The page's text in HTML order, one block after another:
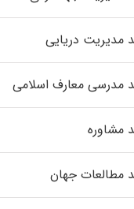
مدیریت دریایی
مدرسی معارف اسلامی
مشاوره
مطالعات جهان